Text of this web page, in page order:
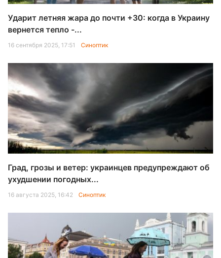
Ударит летняя жара до почти +30: когда в Украину
вернется тепло -...
16 сентября 2025, 17:51 Синоптик
Град, грозы и ветер: украинцев предупреждают об
ухудшении погодных...
16 августа 2025, 16:42 Синоптик